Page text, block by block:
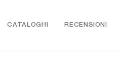
CATALOGHI RECENSIONI